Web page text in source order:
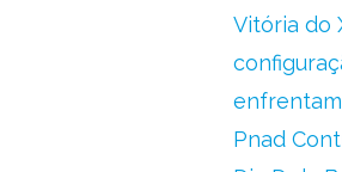
Vitória do
Pnad